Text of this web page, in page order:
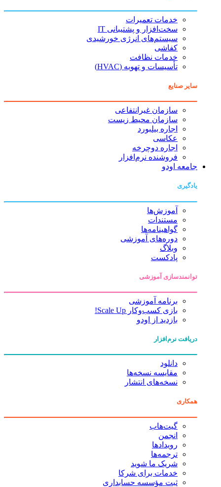
خدمات تعمیرات
سخت‌افزار و پشتیبانی IT
سیستم‌های انرژی خورشیدی
کفاشی
خدمات نظافت
تأسیسات و تهویه (HVAC)
سایر صنایع
سازمان غیرانتفاعی
سازمان محیط زیست
اجاره بیلبورد
عکاسی
اجاره دوچرخه
فروشنده نرم‌افزار
جامعه اودو
یادگیری
آموزش‌ها
مستندات
گواهینامه‌ها
دوره‌های آموزشی
وبلاگ
پادکست
توانمندسازی آموزشی
برنامه آموزشی
بازی کسب‌وکار Scale Up!
بازدید از اودو
دریافت نرم‌افزار
دانلود
مقایسه نسخه‌ها
نسخه‌های انتشار
همکاری
گیت‌هاب
انجمن
رویدادها
ترجمه‌ها
شریک ما شوید
خدمات برای شرکا
ثبت مؤسسه حسابداری